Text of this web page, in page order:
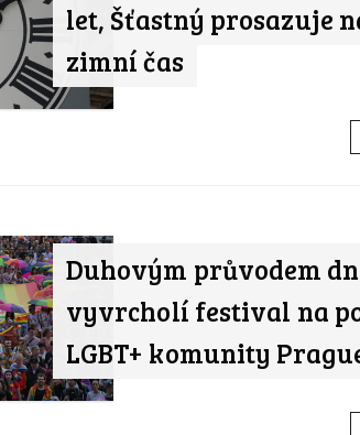
let, Šťastný prosazuje
zimní čas
Duhovým průvodem
vyvrcholí festival na
LGBT+ komunity